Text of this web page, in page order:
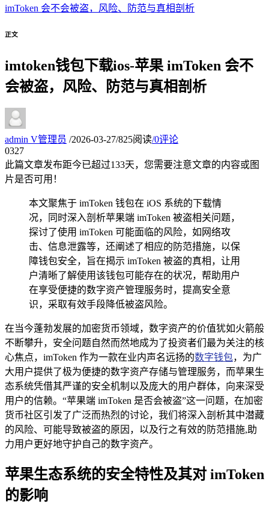
imToken 会不会被盗，风险、防范与真相剖析
正文
imtoken钱包下载ios-苹果 imToken 会不
会被盗，风险、防范与真相剖析
admin V管理员 /2026-03-27/825阅读/0评论
0327
此篇文章发布距今已超过133天，您需要注意文章的内容或图
片是否可用！
本文聚焦于 imToken 钱包在 iOS 系统的下载情
况，同时深入剖析苹果端 imToken 被盗相关问题，
探讨了使用 imToken 可能面临的风险，如网络攻
击、信息泄露等，还阐述了相应的防范措施，以保
障钱包安全，旨在揭示 imToken 被盗的真相，让用
户清晰了解使用该钱包可能存在的状况，帮助用户
在享受便捷的数字资产管理服务时，提高安全意
识，采取有效手段降低被盗风险。
在当今蓬勃发展的加密货币领域，数字资产的价值犹如火箭般
不断攀升，安全问题自然而然地成为了投资者们最为关注的核
心焦点，imToken 作为一款在业内声名远扬的数字钱包，为广
大用户提供了极为便捷的数字资产存储与管理服务，而苹果生
态系统凭借其严谨的安全机制以及庞大的用户群体，向来深受
用户的信赖。“苹果端 imToken 是否会被盗”这一问题，在加密
货币社区引发了广泛而热烈的讨论，我们将深入剖析其中潜藏
的风险、可能导致被盗的原因，以及行之有效的防范措施,助
力用户更好地守护自己的数字资产。
苹果生态系统的安全特性及其对 imToken
的影响